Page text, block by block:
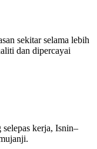
sekitar selama lebih
dan dipercayai
kerja, Isnin–